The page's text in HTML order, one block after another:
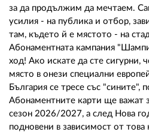
за да продължим да мечтаем.
усилия - на публика и отбор,
там, където й е мястото - на
Абонаментната кампания
ход! Ако искате да сте сигурни,
място в онези специални
България се тресе със "сините",
Абонаментните карти ще важат
сезон 2026/2027, а след Нова
подновени в зависимост от